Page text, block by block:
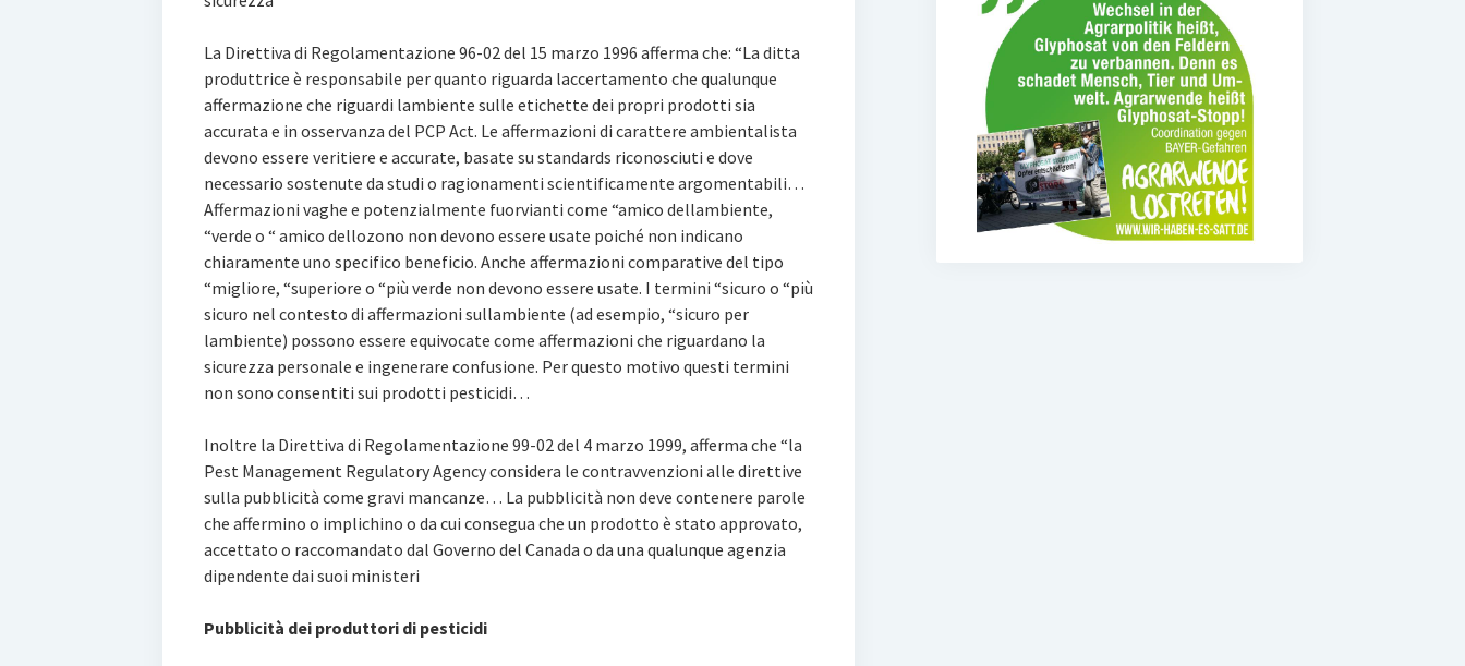
La Direttiva di Regolamentazione 96-02 del 15 marzo 1996 afferma che: “La ditta
produttrice è responsabile per quanto riguarda laccertamento che qualunque
affermazione che riguardi lambiente sulle etichette dei propri prodotti sia
accurata e in osservanza del PCP Act. Le affermazioni di carattere ambientalista
devono essere veritiere e accurate, basate su standards riconosciuti e dove
necessario sostenute da studi o ragionamenti scientificamente argomentabili…
Affermazioni vaghe e potenzialmente fuorvianti come “amico dellambiente,
“verde o “ amico dellozono non devono essere usate poiché non indicano
chiaramente uno specifico beneficio. Anche affermazioni comparative del tipo
“migliore, “superiore o “più verde non devono essere usate. I termini “sicuro o “più
sicuro nel contesto di affermazioni sullambiente (ad esempio, “sicuro per
lambiente) possono essere equivocate come affermazioni che riguardano la
sicurezza personale e ingenerare confusione. Per questo motivo questi termini
non sono consentiti sui prodotti pesticidi…
Inoltre la Direttiva di Regolamentazione 99-02 del 4 marzo 1999, afferma che “la
Pest Management Regulatory Agency considera le contravvenzioni alle direttive
sulla pubblicità come gravi mancanze… La pubblicità non deve contenere parole
che affermino o implichino o da cui consegua che un prodotto è stato approvato,
accettato o raccomandato dal Governo del Canada o da una qualunque agenzia
dipendente dai suoi ministeri
Pubblicità dei produttori di pesticidi